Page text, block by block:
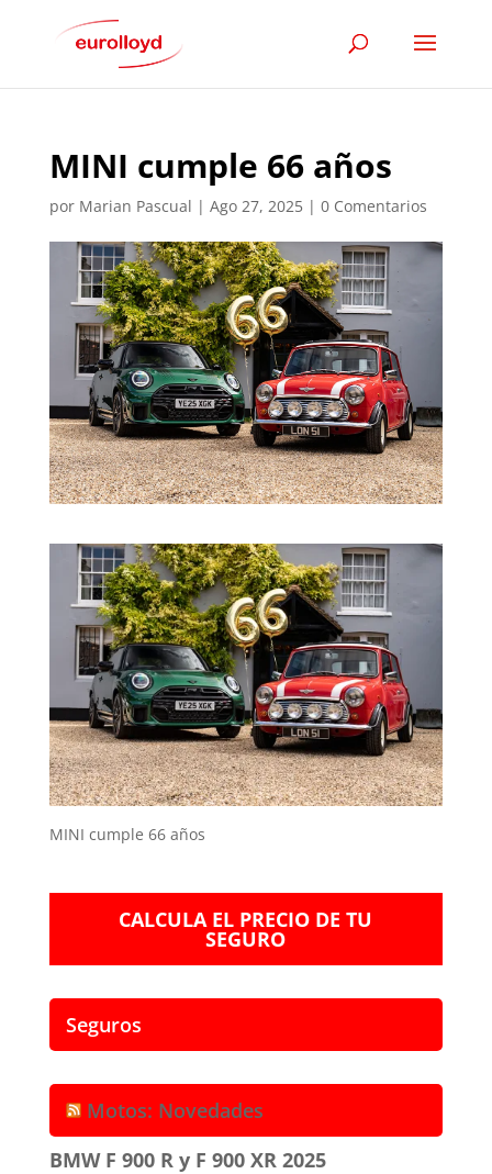
MINI cumple 66 años
por Marian Pascual | Ago 27, 2025| 0 Comentarios
MINI cumple 66 años
CALCULA EL PRECIO DE TU
SEGURO
Seguros
Motos: Novedades
BMW F 900 R y F 900 XR 2025